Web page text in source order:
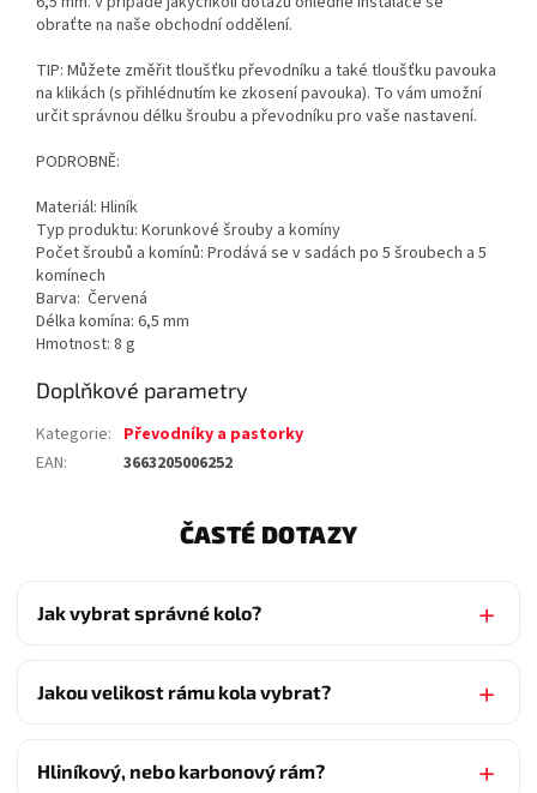
obraťte na naše obchodní oddělení.
TIP: Můžete změřit tloušťku převodníku a také tloušťku pavouka
na klikách (s přihlédnutím ke zkosení pavouka). To vám umožní
určit správnou délku šroubu a převodníku pro vaše nastavení.
PODROBNĚ:
Materiál: Hliník
Typ produktu: Korunkové šrouby a komíny
Počet šroubů a komínů: Prodává se v sadách po 5 šroubech a 5
komínech
Barva: Červená
Délka komína: 6,5 mm
Hmotnost: 8 g
Doplňkové parametry
Kategorie: Převodníky a pastorky
EAN: 3663205006252
ČASTÉ DOTAZY
Jak vybrat správné kolo?
Jakou velikost rámu kola vybrat?
Hliníkový, nebo karbonový rám?